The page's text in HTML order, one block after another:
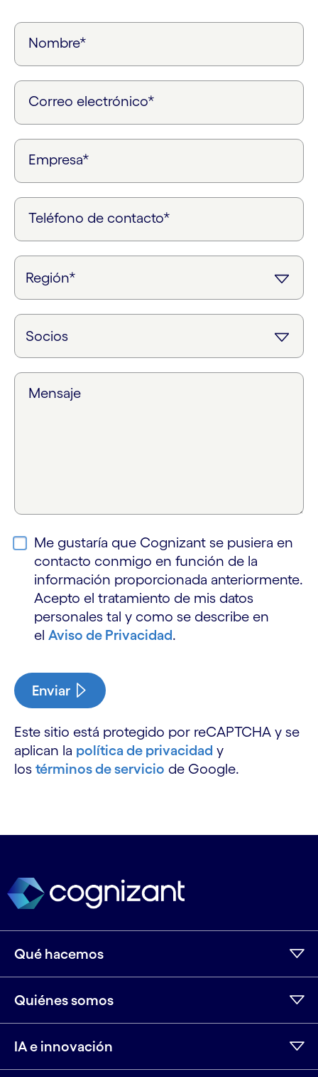
Nombre*
Correo electrónico*
Empresa*
Teléfono de contacto*
Mensaje
Me gustaría que Cognizant se pusiera en
contacto conmigo en función de la
información proporcionada anteriormente.
Acepto el tratamiento de mis datos
personales tal y como se describe en
el Aviso de Privacidad.
Enviar
Este sitio está protegido por reCAPTCHA y se
aplican la política de privacidad y
los términos de servicio de Google.
Qué hacemos
Quiénes somos
IA e innovación